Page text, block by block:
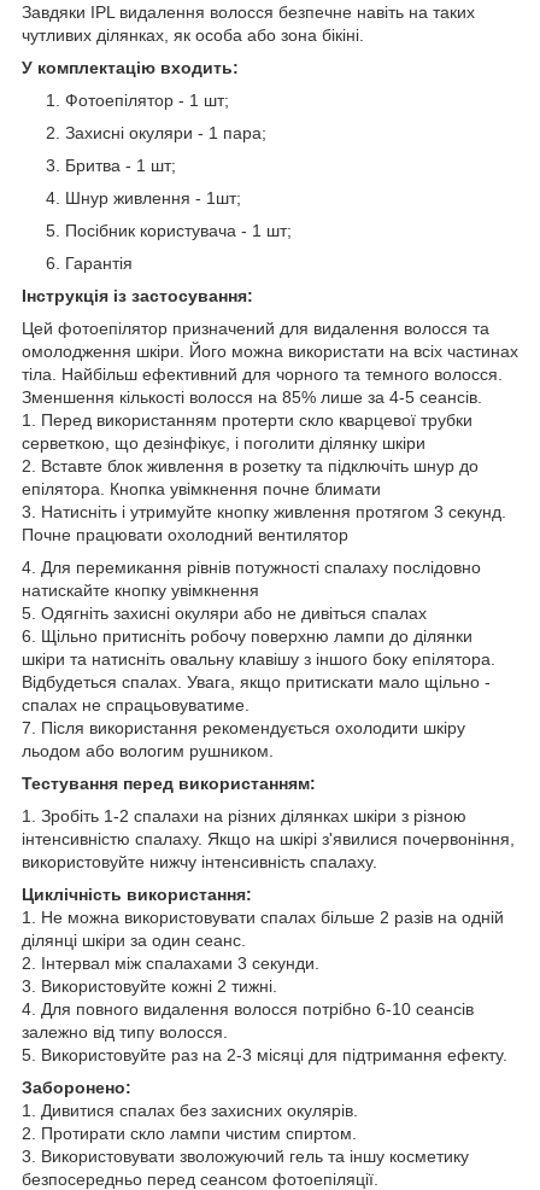
Завдяки IPL видалення волосся безпечне навіть на таких
чутливих ділянках, як особа або зона бікіні.
У комплектацію входить:
Фотоепілятор - 1 шт;
Захисні окуляри - 1 пара;
Бритва - 1 шт;
Шнур живлення - 1шт;
Посібник користувача - 1 шт;
Гарантія
Інструкція із застосування:
Цей фотоепілятор призначений для видалення волосся та
омолодження шкіри. Його можна використати на всіх частинах
тіла. Найбільш ефективний для чорного та темного волосся.
Зменшення кількості волосся на 85% лише за 4-5 сеансів.
1. Перед використанням протерти скло кварцевої трубки
серветкою, що дезінфікує, і поголити ділянку шкіри
2. Вставте блок живлення в розетку та підключіть шнур до
епілятора. Кнопка увімкнення почне блимати
3. Натисніть і утримуйте кнопку живлення протягом 3 секунд.
Почне працювати охолодний вентилятор
4. Для перемикання рівнів потужності спалаху послідовно
натискайте кнопку увімкнення
5. Одягніть захисні окуляри або не дивіться спалах
6. Щільно притисніть робочу поверхню лампи до ділянки
шкіри та натисніть овальну клавішу з іншого боку епілятора.
Відбудеться спалах. Увага, якщо притискати мало щільно -
спалах не спрацьовуватиме.
7. Після використання рекомендується охолодити шкіру
льодом або вологим рушником.
Тестування перед використанням:
1. Зробіть 1-2 спалахи на різних ділянках шкіри з різною
інтенсивністю спалаху. Якщо на шкірі з'явилися почервоніння,
використовуйте нижчу інтенсивність спалаху.
Циклічність використання:
1. Не можна використовувати спалах більше 2 разів на одній
ділянці шкіри за один сеанс.
2. Інтервал між спалахами 3 секунди.
3. Використовуйте кожні 2 тижні.
4. Для повного видалення волосся потрібно 6-10 сеансів
залежно від типу волосся.
5. Використовуйте раз на 2-3 місяці для підтримання ефекту.
Заборонено:
1. Дивитися спалах без захисних окулярів.
2. Протирати скло лампи чистим спиртом.
3. Використовувати зволожуючий гель та іншу косметику
безпосередньо перед сеансом фотоепіляції.